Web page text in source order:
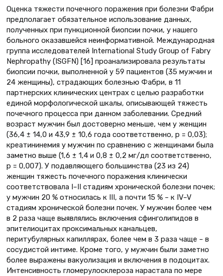
Оценка тяжести почечного поражения при болезни Фабри
предполагает обязательное использование данных,
полученных при пункционной биопсии почки, у нашего
больного оказавшейся неинформативной. Международная
группа исследователей International Study Group of Fabry
Nephropathy (ISGFN) [16] проанализировала результаты
биопсии почки, выполненной у 59 пациентов (35 мужчин и
24 женщины), страдающих болезнью Фабри, в 11
партнерских клинических центрах с целью разработки
единой морфологической шкалы, описывающей тяжесть
почечного процесса при данном заболевании. Cредний
возраст мужчин был достоверно меньше, чем у женщин
(36,4 ± 14,0 и 43,9 ± 10,6 года соответственно, р = 0,03);
креатининемия у мужчин по сравнению с женщинами была
заметно выше (1,6 ± 1,4 и 0,8 ± 0,2 мг/дл соответственно,
р = 0,007). У подавляющего большинства (23 из 24)
женщин тяжесть почечного поражения клинически
соответствовала I–II стадиям хронической болезни почек;
у мужчин 20 % относилась к III, а почти 15 % – к IV–V
стадиям хронической болезни почек. У мужчин более чем
в 2 раза чаще выявлялись включения сфинголипидов в
эпителиоцитах проксимальных канальцев,
перитубулярных капиллярах, более чем в 3 раза чаще – в
сосудистой интиме. Кроме того, у мужчин были заметно
более выражены вакуолизация и включения в подоцитах.
Интенсивность гломерулосклероза нарастала по мере